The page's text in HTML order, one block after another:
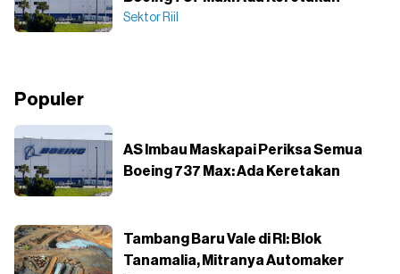
Sektor Riil
Populer
AS Imbau Maskapai Periksa Semua
Boeing 737 Max: Ada Keretakan
Tambang Baru Vale di RI: Blok
Tanamalia, Mitranya Automaker